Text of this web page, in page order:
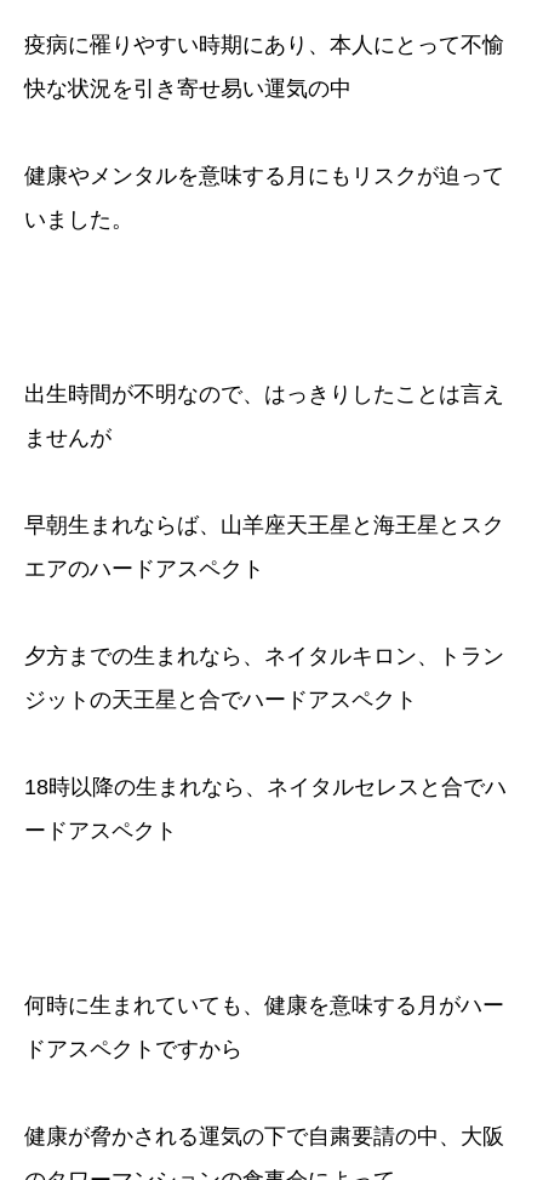
疫病に罹りやすい時期にあり、本人にとって不愉
快な状況を引き寄せ易い運気の中
健康やメンタルを意味する月にもリスクが迫って
いました。
出生時間が不明なので、はっきりしたことは言え
ませんが
早朝生まれならば、山羊座天王星と海王星とスク
エアのハードアスペクト
夕方までの生まれなら、ネイタルキロン、トラン
ジットの天王星と合でハードアスペクト
18時以降の生まれなら、ネイタルセレスと合でハ
ードアスペクト
何時に生まれていても、健康を意味する月がハー
ドアスペクトですから
健康が脅かされる運気の下で自粛要請の中、大阪